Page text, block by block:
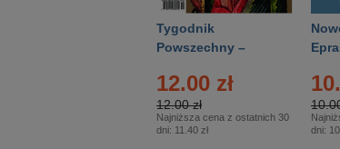
Tygodnik
Powszechny –
12.00 zł
12.00 zł
Najniższa cena z ostatnich 30
dni: 11.40 zł
dni: